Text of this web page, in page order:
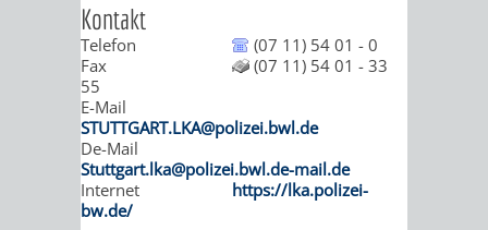
HILFE
MENSCHEN
MIT
BEHINDERUNG
MENSCHEN
MIT
STADTENTWICKLUNG
TAGESORDNUNG
/
SITZUNGSUNTERLAGEN
Kontakt
Telefon
(07 11) 54 01 - 0
Fax
(07 11) 54 01 - 33
55
E-Mail
STUTTGART.LKA@polizei.bwl.de
De-Mail
Stuttgart.lka@polizei.bwl.de-mail.de
Internet
https://lka.polizei-
bw.de/